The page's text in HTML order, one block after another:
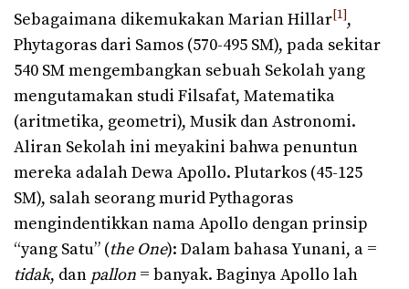
Sebagaimana dikemukakan Marian Hillar[1],
Phytagoras dari Samos (570-495 SM), pada sekitar
540 SM mengembangkan sebuah Sekolah yang
mengutamakan studi Filsafat, Matematika
(aritmetika, geometri), Musik dan Astronomi.
Aliran Sekolah ini meyakini bahwa penuntun
mereka adalah Dewa Apollo. Plutarkos (45-125
SM), salah seorang murid Pythagoras
mengindentikkan nama Apollo dengan prinsip
“yang Satu” (the One): Dalam bahasa Yunani, a =
tidak, dan pallon = banyak. Baginya Apollo lah